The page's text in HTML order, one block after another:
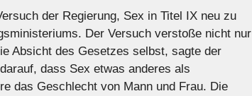
der Regierung, Sex in Titel IX neu zu
Der Versuch verstoße nicht nur
Absicht des Gesetzes selbst, sagte der
dass Sex etwas anderes als
das Geschlecht von Mann und Frau. Die